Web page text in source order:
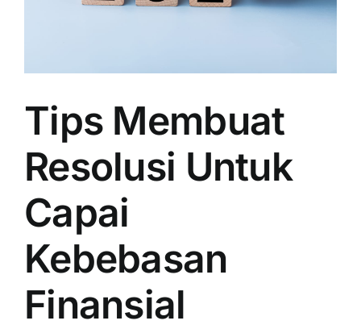
Tips Membuat
Resolusi Untuk
Capai
Kebebasan
Finansial